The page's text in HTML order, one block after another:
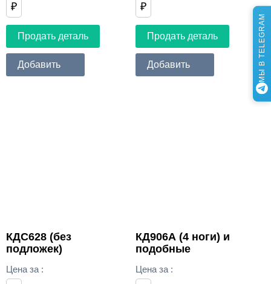
₽
Продать деталь
Добавить
₽
Продать деталь
Добавить
КДС628 (без
подложек)
Цена за :
КД906А (4 ноги) и
подобные
Цена за :
МЫ В TELEGRAM